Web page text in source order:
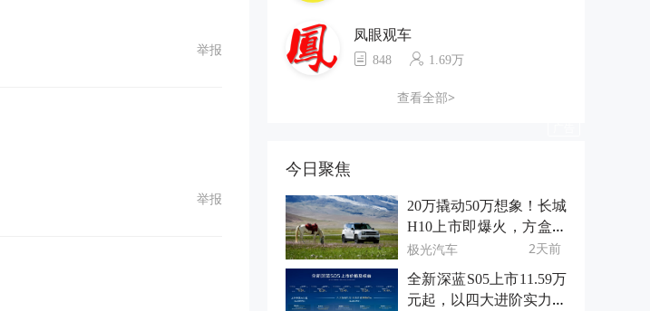
举报
举报
凤眼观车
848 1.69万
查看全部>
今日聚焦
20万撬动50万想象！长城
H10上市即爆火，方盒子
新物种凭什么？
极光汽车 2天前
全新深蓝S05上市11.59万
元起，以四大进阶实力重